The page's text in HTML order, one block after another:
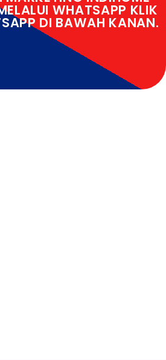
WHATSAPP KLIK
DI BAWAH KANAN.